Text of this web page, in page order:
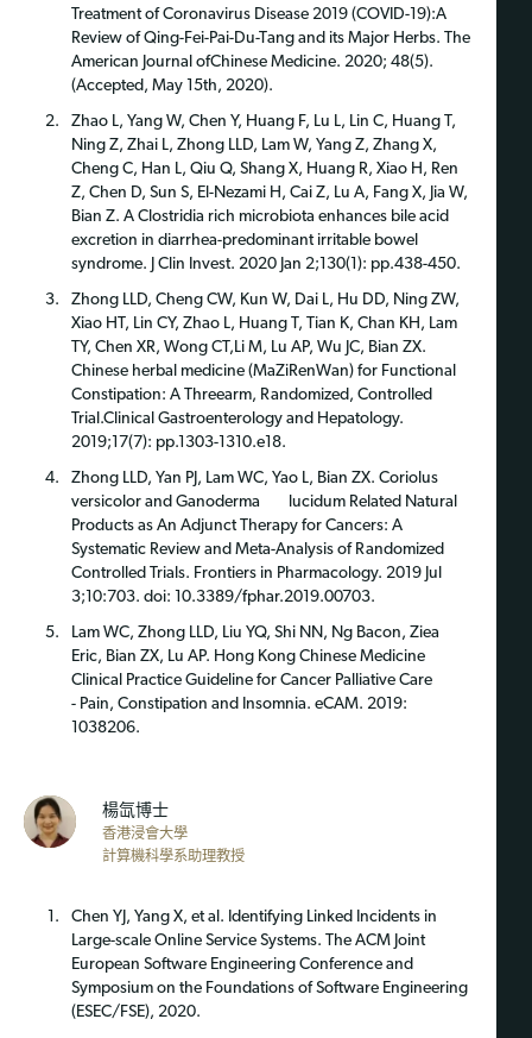
Treatment of Coronavirus Disease 2019 (COVID-19):A
Review of Qing-Fei-Pai-Du-Tang and its Major Herbs. The
American Journal ofChinese Medicine. 2020; 48(5).
(Accepted, May 15th, 2020).
Zhao L, Yang W, Chen Y, Huang F, Lu L, Lin C, Huang T,
Ning Z, Zhai L, Zhong LLD, Lam W, Yang Z, Zhang X,
Cheng C, Han L, Qiu Q, Shang X, Huang R, Xiao H, Ren
Z, Chen D, Sun S, El-Nezami H, Cai Z, Lu A, Fang X, Jia W,
Bian Z. A Clostridia rich microbiota enhances bile acid
excretion in diarrhea-predominant irritable bowel
syndrome. J Clin Invest. 2020 Jan 2;130(1): pp.438-450.
Zhong LLD, Cheng CW, Kun W, Dai L, Hu DD, Ning ZW,
Xiao HT, Lin CY, Zhao L, Huang T, Tian K, Chan KH, Lam
TY, Chen XR, Wong CT,Li M, Lu AP, Wu JC, Bian ZX.
Chinese herbal medicine (MaZiRenWan) for Functional
Constipation: A Threearm, Randomized, Controlled
Trial.Clinical Gastroenterology and Hepatology.
2019;17(7): pp.1303-1310.e18.
Zhong LLD, Yan PJ, Lam WC, Yao L, Bian ZX. Coriolus
versicolor and Ganoderma lucidum Related Natural
Products as An Adjunct Therapy for Cancers: A
Systematic Review and Meta-Analysis of Randomized
Controlled Trials. Frontiers in Pharmacology. 2019 Jul
3;10:703. doi: 10.3389/fphar.2019.00703.
Lam WC, Zhong LLD, Liu YQ, Shi NN, Ng Bacon, Ziea
Eric, Bian ZX, Lu AP. Hong Kong Chinese Medicine
Clinical Practice Guideline for Cancer Palliative Care
- Pain, Constipation and Insomnia. eCAM. 2019:
1038206.
楊氙博士
香港浸會大學
計算機科學系助理教授
Chen YJ, Yang X, et al. Identifying Linked Incidents in
Large-scale Online Service Systems. The ACM Joint
European Software Engineering Conference and
Symposium on the Foundations of Software Engineering
(ESEC/FSE), 2020.